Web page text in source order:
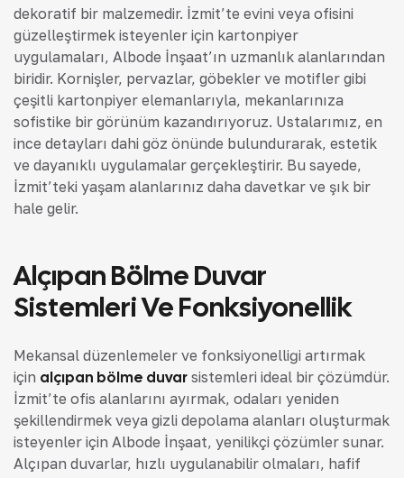
dekoratif bir malzemedir. İzmit’te evini veya ofisini
güzelleştirmek isteyenler için kartonpiyer
uygulamaları, Albode İnşaat’ın uzmanlık alanlarından
biridir. Kornişler, pervazlar, göbekler ve motifler gibi
çeşitli kartonpiyer elemanlarıyla, mekanlarınıza
sofistike bir görünüm kazandırıyoruz. Ustalarımız, en
ince detayları dahi göz önünde bulundurarak, estetik
ve dayanıklı uygulamalar gerçekleştirir. Bu sayede,
İzmit’teki yaşam alanlarınız daha davetkar ve şık bir
hale gelir.
Alçıpan Bölme Duvar
Sistemleri Ve Fonksiyonellik
Mekansal düzenlemeler ve fonksiyonelliği artırmak
için alçıpan bölme duvar sistemleri ideal bir çözümdür.
İzmit’te ofis alanlarını ayırmak, odaları yeniden
şekillendirmek veya gizli depolama alanları oluşturmak
isteyenler için Albode İnşaat, yenilikçi çözümler sunar.
Alçıpan duvarlar, hızlı uygulanabilir olmaları, hafif